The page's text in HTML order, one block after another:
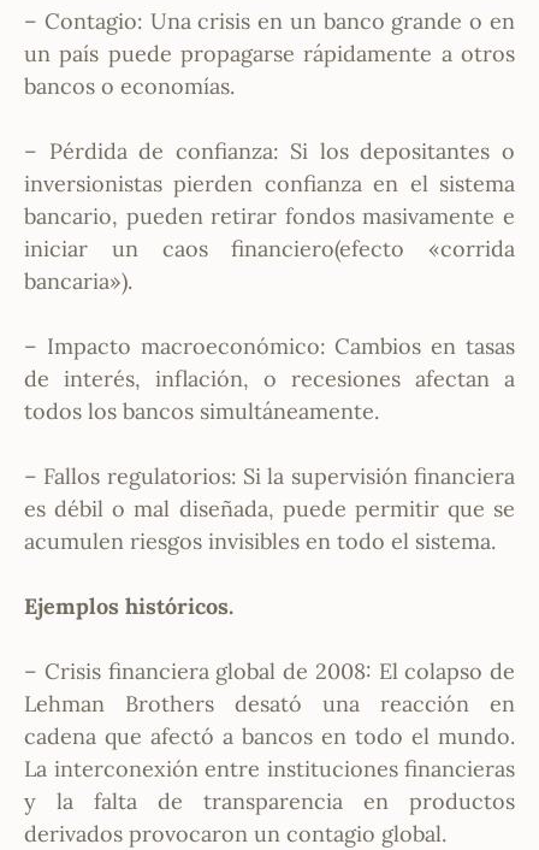
– Contagio: Una crisis en un banco grande o en
un país puede propagarse rápidamente a otros
bancos o economías.
– Pérdida de confianza: Si los depositantes o
inversionistas pierden confianza en el sistema
bancario, pueden retirar fondos masivamente e
iniciar un caos financiero(efecto «corrida
bancaria»).
– Impacto macroeconómico: Cambios en tasas
de interés, inflación, o recesiones afectan a
todos los bancos simultáneamente.
– Fallos regulatorios: Si la supervisión financiera
es débil o mal diseñada, puede permitir que se
acumulen riesgos invisibles en todo el sistema.
Ejemplos históricos.
– Crisis financiera global de 2008: El colapso de
Lehman Brothers desató una reacción en
cadena que afectó a bancos en todo el mundo.
La interconexión entre instituciones financieras
y la falta de transparencia en productos
derivados provocaron un contagio global.